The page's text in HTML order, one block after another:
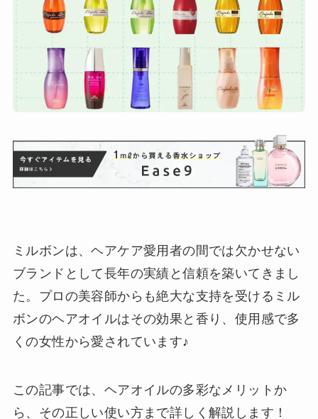
ミルボンは、ヘアケア愛用者の間では欠かせない
ブランドとして長年の実績と信頼を築いてきまし
た。プロの美容師からも絶大な支持を受けるミル
ボンのヘアオイルはその効果と香り、使用感で多
くの女性から愛されています♪
この記事では、ヘアオイルの多彩なメリットか
ら、その正しい使い方まで詳しく解説します！